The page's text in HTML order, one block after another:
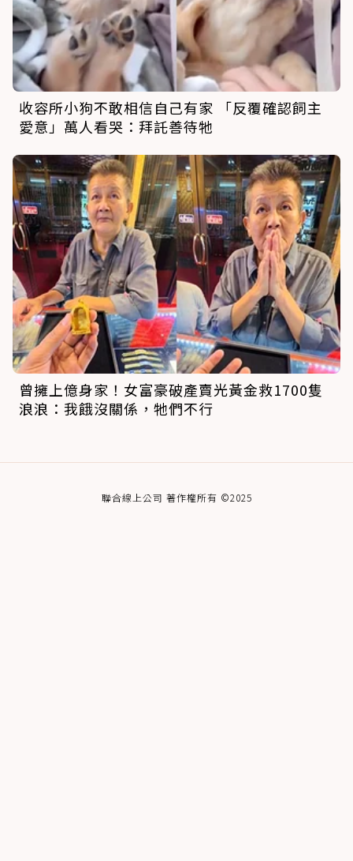
收容所小狗不敢相信自己有家 「反覆確認飼主
愛意」萬人看哭：拜託善待牠
曾擁上億身家！女富豪破產賣光黃金救1700隻
浪浪：我餓沒關係，牠們不行
聯合線上公司 著作權所有 ©2025